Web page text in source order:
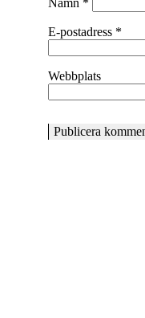
E-postadress *
Webbplats